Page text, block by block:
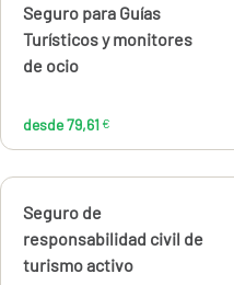
Calcúlalo ahora
Seguro para Guías
Turísticos y monitores
de ocio
desde 79,61 €
Calcúlalo ahora
Seguro de
responsabilidad civil de
turismo activo